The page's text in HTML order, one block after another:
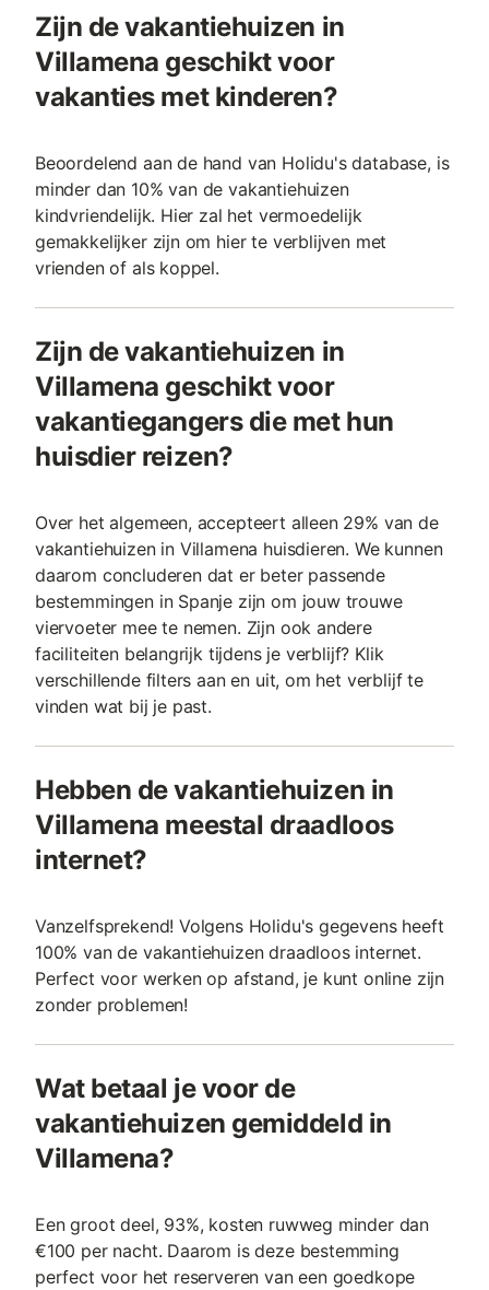
Zijn de vakantiehuizen in
Villamena geschikt voor
vakanties met kinderen?
Beoordelend aan de hand van Holidu's database, is
minder dan 10% van de vakantiehuizen
kindvriendelijk. Hier zal het vermoedelijk
gemakkelijker zijn om hier te verblijven met
vrienden of als koppel.
Zijn de vakantiehuizen in
Villamena geschikt voor
vakantiegangers die met hun
huisdier reizen?
Over het algemeen, accepteert alleen 29% van de
vakantiehuizen in Villamena huisdieren. We kunnen
daarom concluderen dat er beter passende
bestemmingen in Spanje zijn om jouw trouwe
viervoeter mee te nemen. Zijn ook andere
faciliteiten belangrijk tijdens je verblijf? Klik
verschillende filters aan en uit, om het verblijf te
vinden wat bij je past.
Hebben de vakantiehuizen in
Villamena meestal draadloos
internet?
Vanzelfsprekend! Volgens Holidu's gegevens heeft
100% van de vakantiehuizen draadloos internet.
Perfect voor werken op afstand, je kunt online zijn
zonder problemen!
Wat betaal je voor de
vakantiehuizen gemiddeld in
Villamena?
Een groot deel, 93%, kosten ruwweg minder dan
€100 per nacht. Daarom is deze bestemming
perfect voor het reserveren van een goedkope